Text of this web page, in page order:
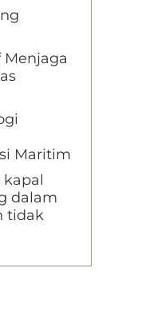
Menjaga
Maritim
dalam
tidak